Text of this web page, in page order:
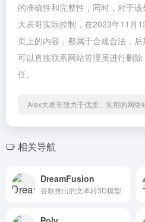
的准确性和完整性，同时，对于
大表哥实际控制，在2023年11月
页上的内容，都属于合规合法，后
可以直接联系网站管理员进行删
任。
Alex大表哥致力于优质、实用的网络
相关导航
DreamFusion
谷歌推出的文本转3D模型